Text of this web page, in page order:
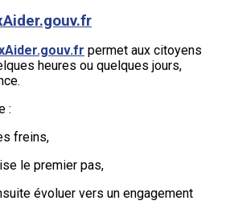
permet aux citoyens
heures ou quelques jours,
:
freins,
le premier pas,
évoluer vers un engagement